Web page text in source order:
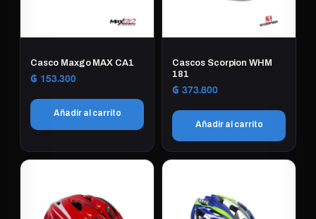
Casco Maxgo MAX CA1
₲ 153.300
Añadir al carrito
Cascos Scorpion WHM
181
₲ 373.800
Añadir al carrito